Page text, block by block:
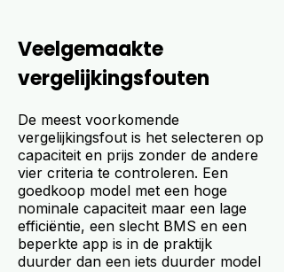
Veelgemaakte
vergelijkingsfouten
De meest voorkomende
vergelijkingsfout is het selecteren op
capaciteit en prijs zonder de andere
vier criteria te controleren. Een
goedkoop model met een hoge
nominale capaciteit maar een lage
efficiëntie, een slecht BMS en een
beperkte app is in de praktijk
duurder dan een iets duurder model